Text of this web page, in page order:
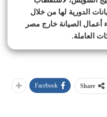
الدورية لها من خلال
أعمال الصيانة خارج مصر
العاملة.
Share
Facebook